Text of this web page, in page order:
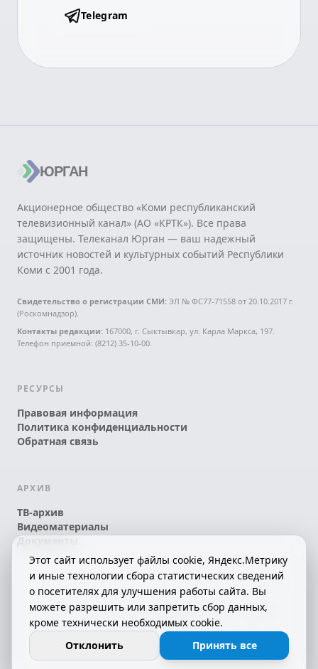
Telegram
ЮРГАН
Акционерное общество «Коми республиканский
телевизионный канал» (АО «КРТК»). Все права
защищены. Телеканал Юрган — ваш надежный
источник новостей и культурных событий Республики
Коми с 2001 года.
Свидетельство о регистрации СМИ: ЭЛ № ФС77-71558 от 20.10.2017 г.
(Роскомнадзор).
Контакты редакции: 167000, г. Сыктывкар, ул. Карла Маркса, 197.
Телефон приемной: (8212) 35-10-00.
РЕСУРСЫ
Правовая информация
Политика конфиденциальности
Обратная связь
АРХИВ
ТВ-архив
Видеоматериалы
Документы
© 2026 АО «КРТК» • КОМИ ЙÖЗЛЫ — КОМИ
ТЕЛЕКАНАЛ!
СДЕЛАНО С ЛЮБОВЬЮ К РЕСПУБЛИКЕ КОМИ
16+
Этот сайт использует файлы cookie, Яндекс.Метрику
и иные технологии сбора статистических сведений
о посетителях для улучшения работы сайта. Вы
можете разрешить или запретить сбор данных,
кроме технически необходимых cookie.
Отклонить
Принять все